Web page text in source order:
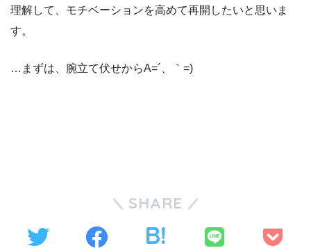
理解して、モチベーションを高めて再開したいと思いま
す。
…まずは、腕立て伏せからA=´、｀=)ゞ
SHARE